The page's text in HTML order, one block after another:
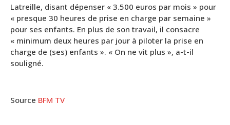
Latreille, disant dépenser « 3.500 euros par mois » pour
« presque 30 heures de prise en charge par semaine »
pour ses enfants. En plus de son travail, il consacre
« minimum deux heures par jour à piloter la prise en
charge de (ses) enfants ». « On ne vit plus », a-t-il
souligné.
Source BFM TV